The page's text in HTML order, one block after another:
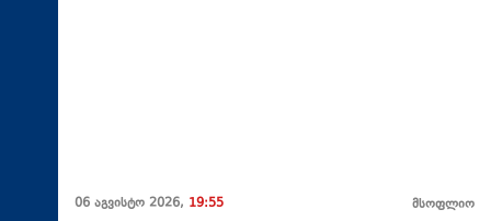
06 აგვისტო 2026, 19:55 მსოფლიო